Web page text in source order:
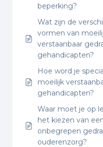
beperking?
Wat zijn de
vormen van
verstaanbaar
gehandicapten?
Hoe word je
moeilijk
gehandicapten?
Waar moet je op
het kiezen van
onbegrepen
ouderenzorg?